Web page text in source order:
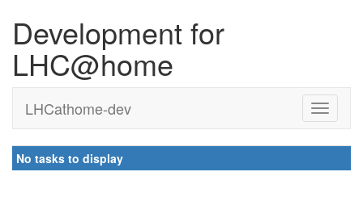
Development for
LHC@home
LHCathome-dev
No tasks to display